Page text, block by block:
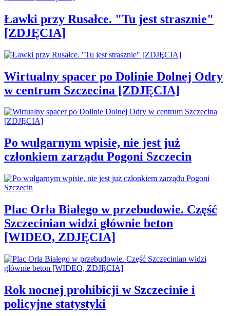
Ławki przy Rusałce. "Tu jest strasznie"
[ZDJĘCIA]
Wirtualny spacer po Dolinie Dolnej Odry
w centrum Szczecina [ZDJĘCIA]
Po wulgarnym wpisie, nie jest już
członkiem zarządu Pogoni Szczecin
Plac Orła Białego w przebudowie. Część
Szczecinian widzi głównie beton
[WIDEO, ZDJĘCIA]
Rok nocnej prohibicji w Szczecinie i
policyjne statystyki